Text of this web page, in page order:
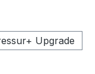
Upgrade